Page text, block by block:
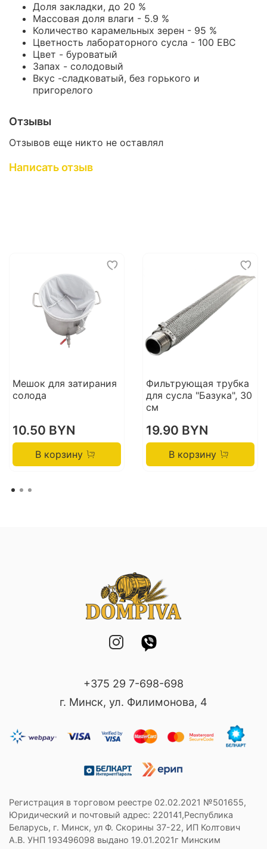
Доля закладки, до 20 %
Массовая доля влаги - 5.9 %
Количество карамельных зерен - 95 %
Цветность лабораторного сусла - 100 EBC
Цвет - буроватый
Запах - солодовый
Вкус -сладковатый, без горького и
пригорелого
Отзывы
Отзывов еще никто не оставлял
Написать отзыв
Мешок для затирания
солода
10.50 BYN
В корзину
Фильтрующая трубка
для сусла "Базука", 30
см
19.90 BYN
В корзину
+375 29 7-698-698
г. Минск, ул. Филимонова, 4
Регистрация в торговом реестре 02.02.2021 №501655,
Юридический и почтовый адрес: 220141,Республика
Беларусь, г. Минск, ул Ф. Скорины 37-22, ИП Колтович
А.В. УНП 193496098 выдано 19.01.2021г Минским